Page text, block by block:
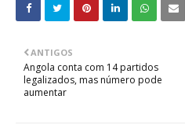
ANTIGOS
Angola conta com 14 partidos
legalizados, mas número pode
aumentar